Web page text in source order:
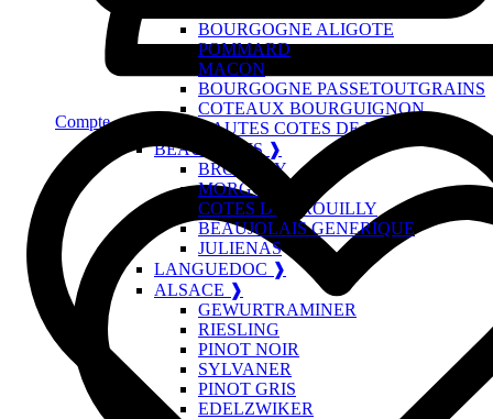
Compte
BOURGOGNE ALIGOTE
POMMARD
MACON
BOURGOGNE PASSETOUTGRAINS
COTEAUX BOURGUIGNON
HAUTES COTES DE BEAUNE
BEAUJOLAIS ❱
BROUILLY
MORGON
COTES DE BROUILLY
BEAUJOLAIS GENERIQUE
JULIENAS
LANGUEDOC ❱
ALSACE ❱
GEWURTRAMINER
RIESLING
PINOT NOIR
SYLVANER
PINOT GRIS
EDELZWIKER